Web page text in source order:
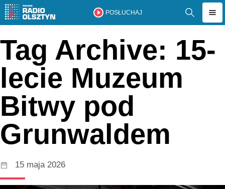
POSŁUCHAJ
Tag Archive: 15-
lecie Muzeum
Bitwy pod
Grunwaldem
15 maja 2026